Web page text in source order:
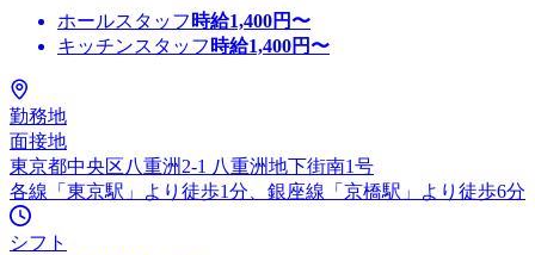
ホールスタッフ 時給1,400円〜
キッチンスタッフ 時給1,400円〜
勤務地
面接地
東京都中央区八重洲2-1 八重洲地下街南1号
各線「東京駅」より徒歩1分、銀座線「京橋駅」より徒歩6分
シフト